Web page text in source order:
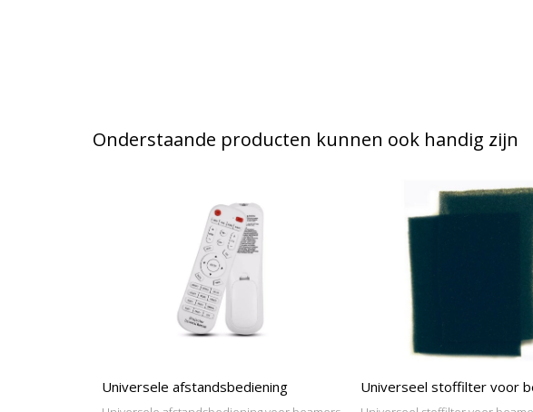
Onderstaande producten kunnen ook handig zijn
Universele afstandsbediening Universeel stoffilter voor